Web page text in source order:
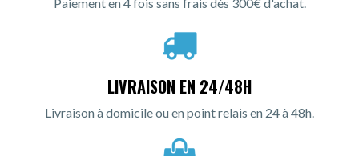
LIVRAISON EN 24/48H
Livraison à domicile ou en point relais en 24 à 48h.